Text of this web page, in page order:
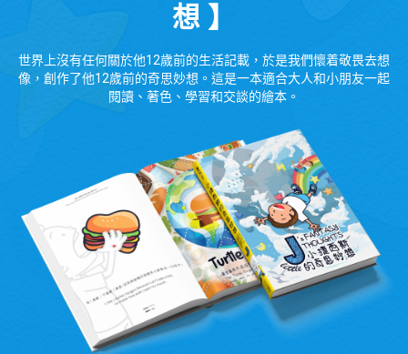
想 】
世界上沒有任何關於他12歲前的生活記載，於是我們懷着敬畏去想
像，創作了他12歲前的奇思妙想。這是一本適合大人和小朋友一起
閱讀、著色、學習和交談的繪本。